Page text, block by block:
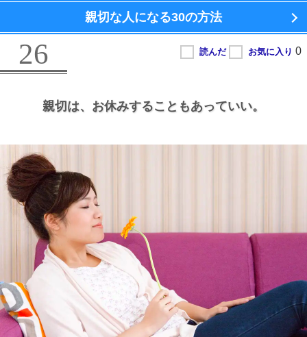
親切な人になる30の方法
26
親切は、 お休みすることもあっていい。